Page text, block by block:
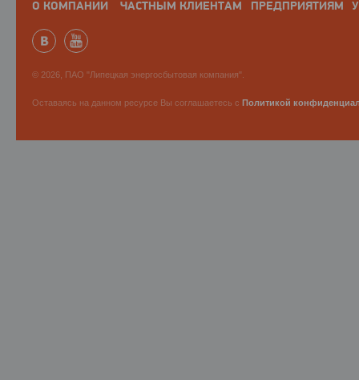
О КОМПАНИИ ЧАСТНЫМ КЛИЕНТАМ ПРЕДПРИЯТИЯМ
© 2026, ПАО "Липецкая энергосбытовая компания".
Оставаясь на данном ресурсе Вы соглашаетесь с Политикой